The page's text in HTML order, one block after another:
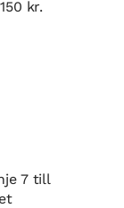
kr.
7 till